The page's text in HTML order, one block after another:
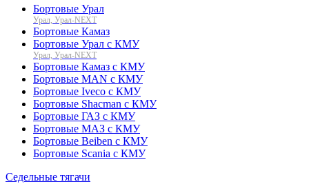
Бортовые Урал
Урал, Урал-NEXT
Бортовые Камаз
Бортовые Урал с КМУ
Урал, Урал-NEXT
Бортовые Камаз с КМУ
Бортовые MAN с КМУ
Бортовые Iveco с КМУ
Бортовые Shacman с КМУ
Бортовые ГАЗ с КМУ
Бортовые МАЗ с КМУ
Бортовые Beiben с КМУ
Бортовые Scania с КМУ
Седельные тягачи